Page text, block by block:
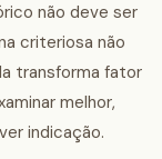
não deve ser
criteriosa não
transforma fator
melhor,
indicação.